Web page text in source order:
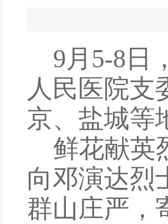
9月 5-8 日 ，
人民医院支
京、 盐城等
鲜花献英
向邓演达烈
群山庄严 ，